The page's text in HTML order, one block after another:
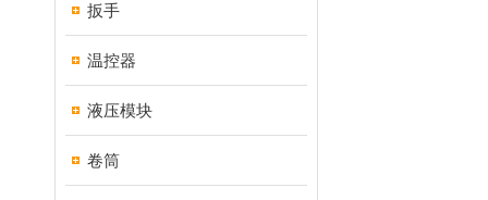
扳手
温控器
液压模块
卷筒